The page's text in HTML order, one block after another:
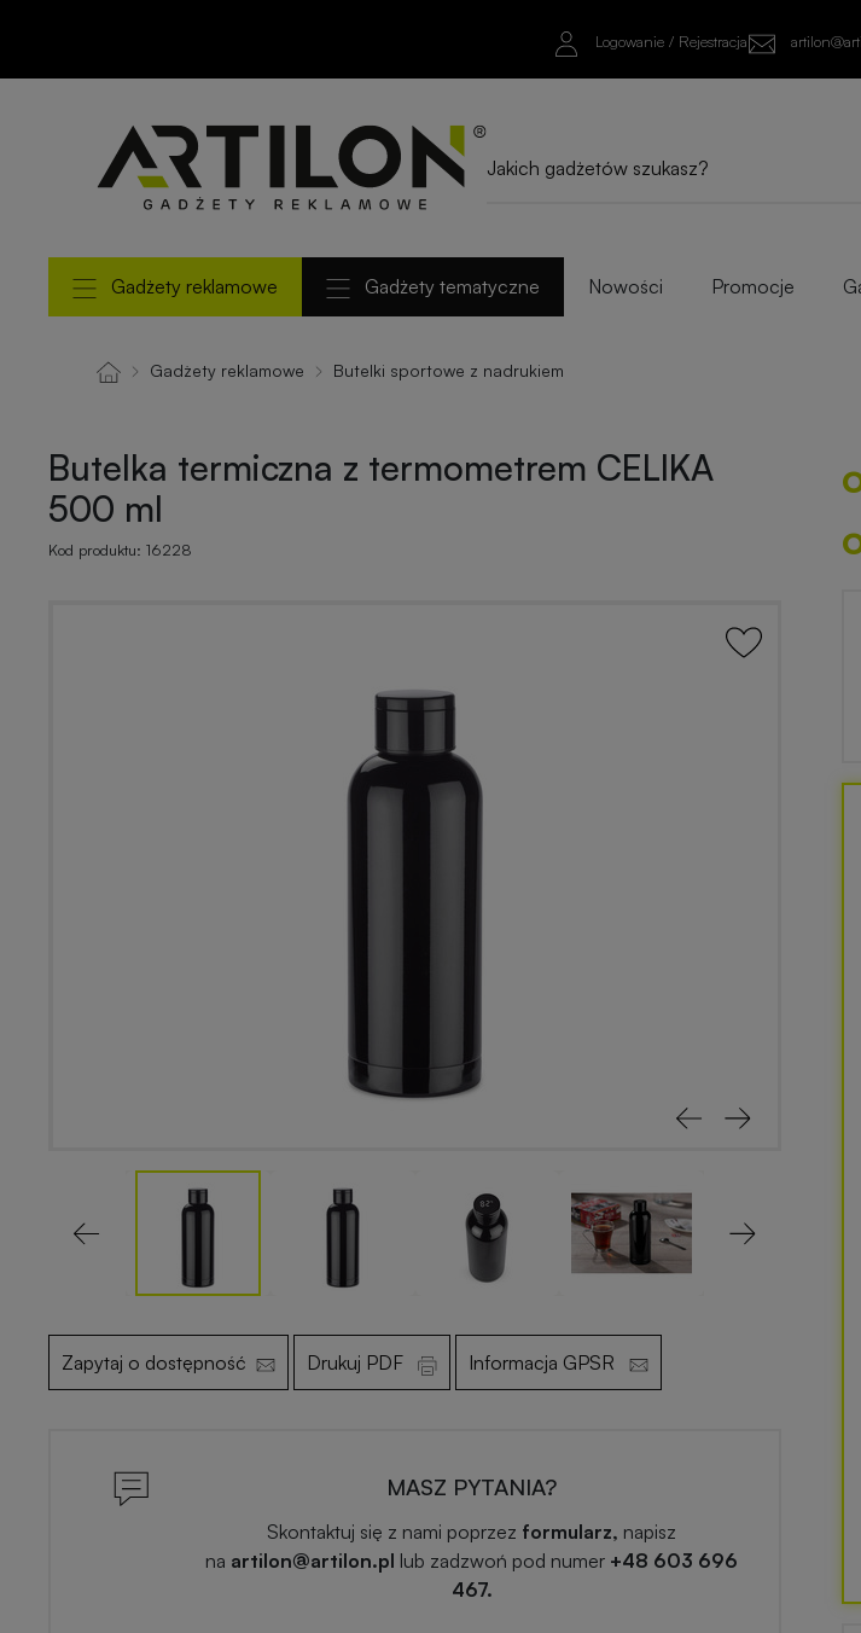
500 ml
od:
Logowanie / Rejestracja
Gadżety reklamowe Gadżety tematyczne Nowości Promocje
Gadżety reklamowe Butelki sportowe z nadrukiem
Butelka termiczna z termometrem CELIKA
500 ml
Kod produktu: 16228
Next
Zapytaj o dostępność Drukuj PDF Informacja GPSR
MASZ PYTANIA?
Skontaktuj się z nami poprzez formularz, napisz
na artilon@artilon.pl lub zadzwoń pod numer +48 603 696
467.